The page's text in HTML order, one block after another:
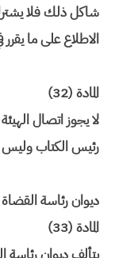
شاكل ذلك فلا
الاطلاع على ما
المادة (32)
لا يجوز اتصال
رئيس الكتاب وليس
ديوان رئاسة القضاة
المادة (33)